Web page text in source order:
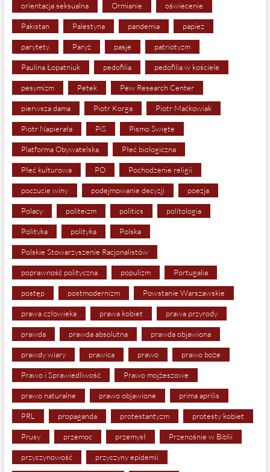
orientacja seksualna Ormianie oświecenie
Pakistan Palestyna pandemia papież
parytety Paryż pasje patriotyzm
Paulina Łopatniuk pedofilia pedofilia w kościele
pesymizm Petek Pew Research Center
pierwsza dama Piotr Korga Piotr Maćkowiak
Piotr Napierała PiS Pismo Święte
Platforma Obywatelska Płeć biologiczna
Płeć kulturowa PO Pochodzenie religii
poczucie winy podejmowanie decyzji poezja
Polacy politeizm politics politologia
Polityka polityka Polska
Polskie Stowarzyszenie Racjonalistów
poprawność polityczna populizm Portugalia
postęp postmodernizm Powstanie Warszawskie
prawa człowieka prawa kobiet prawa przyrody
prawda prawda absolutna prawda objawiona
prawdy wiary prawica prawo prawo boże
Prawo i Sprawiedliwość Prawo mojżeszowe
prawo naturalne prawo objawione prima aprilis
PRL propaganda protestantyzm protesty kobiet
Prusy przemoc przemysł Przenośnie w Biblii
przyczynowość przyczyny epidemii